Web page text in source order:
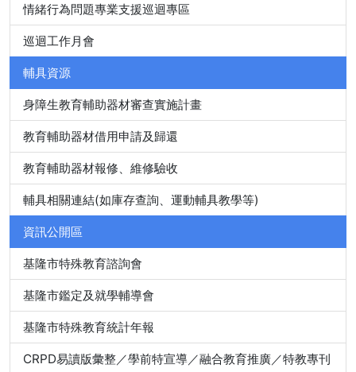
情緒行為問題專業支援巡迴專區
巡迴工作月會
輔具資源
身障生教育輔助器材審查實施計畫
教育輔助器材借用申請及歸還
教育輔助器材報修、維修驗收
輔具相關連結(如庫存查詢、運動輔具教學等)
資訊公開區
基隆市特殊教育諮詢會
基隆市鑑定及就學輔導會
基隆市特殊教育統計年報
CRPD易讀版彙整／學前特宣導／融合教育推廣／特教專刊